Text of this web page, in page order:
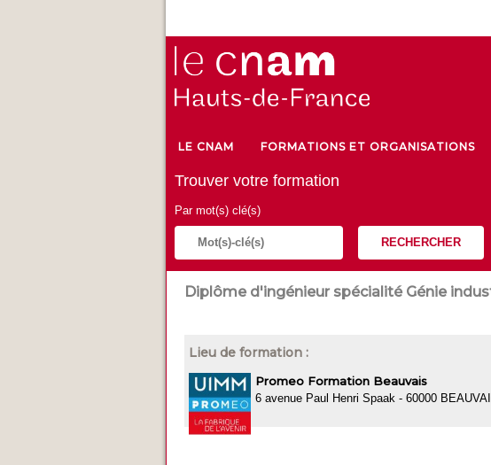
LE CNAM FORMATIONS ET ORGANISATIONS
Trouver votre formation
Par mot(s) clé(s)
RECHERCHER
Diplôme d'ingénieur spécialité Génie
Lieu de formation :
Promeo Formation Beauvais
6 avenue Paul Henri Spaak - 60000